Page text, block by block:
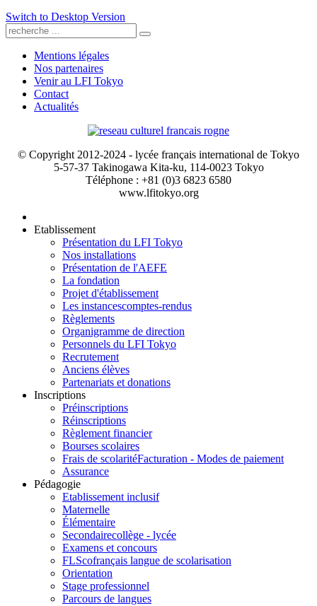
Switch to Desktop Version
Mentions légales
Nos partenaires
Venir au LFI Tokyo
Contact
Actualités
© Copyright 2012-2024 - lycée français international de Tokyo
5-57-37 Takinogawa Kita-ku, 114-0023 Tokyo
Téléphone : +81 (0)3 6823 6580
www.lfitokyo.org
Etablissement
Présentation du LFI Tokyo
Nos installations
Présentation de l'AEFE
La fondation
Projet d'établissement
Les instancescomptes-rendus
Règlements
Organigramme de direction
Personnels du LFI Tokyo
Recrutement
Anciens élèves
Partenariats et donations
Inscriptions
Préinscriptions
Réinscriptions
Règlement financier
Bourses scolaires
Frais de scolaritéFacturation - Modes de paiement
Assurance
Pédagogie
Etablissement inclusif
Maternelle
Élémentaire
Secondairecollège - lycée
Examens et concours
FLScofrançais langue de scolarisation
Orientation
Stage professionnel
Parcours de langues